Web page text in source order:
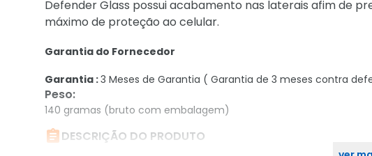
Defender Glass possui acabamento nas laterais afim de
máximo de proteção ao celular.
Garantia do Fornecedor
Garantia :3 Meses de Garantia ( Garantia de 3 meses contra
Peso:
140 gramas (bruto com embalagem)
DESCRIÇÃO DO PRODUTO